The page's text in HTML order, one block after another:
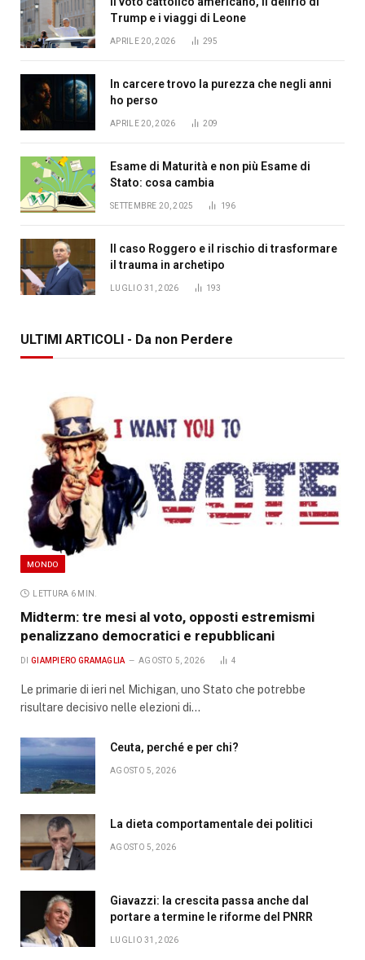
Trump e i viaggi di Leone
APRILE 20, 2026 295
In carcere trovo la purezza che negli anni
ho perso
APRILE 20, 2026 209
Esame di Maturità e non più Esame di
Stato: cosa cambia
SETTEMBRE 20, 2025 196
Il caso Roggero e il rischio di trasformare
il trauma in archetipo
LUGLIO 31, 2026 193
ULTIMI ARTICOLI - Da non Perdere
MONDO
LETTURA 6 MIN.
Midterm: tre mesi al voto, opposti estremismi
penalizzano democratici e repubblicani
DI GIAMPIERO GRAMAGLIA AGOSTO 5, 2026 4
Le primarie di ieri nel Michigan, uno Stato che potrebbe
risultare decisivo nelle elezioni di…
Ceuta, perché e per chi?
AGOSTO 5, 2026
La dieta comportamentale dei politici
AGOSTO 5, 2026
Giavazzi: la crescita passa anche dal
portare a termine le riforme del PNRR
LUGLIO 31, 2026